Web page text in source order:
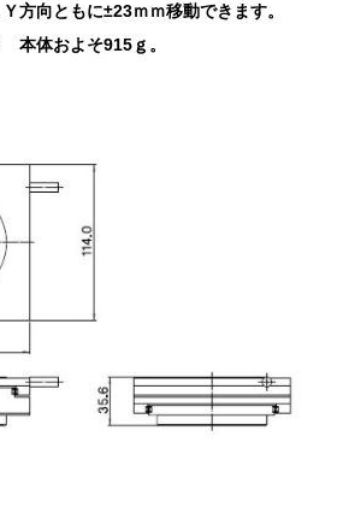
Ｙ方向ともに±23ｍｍ移動できます。
よそ915ｇ。